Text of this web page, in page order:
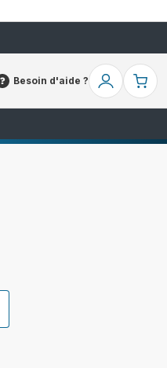
Besoin d'aide ?
Mon